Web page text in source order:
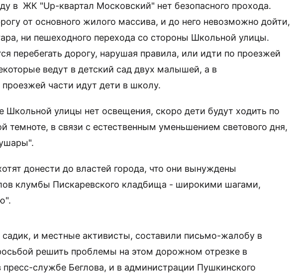
в ЖК "Up-квартал Московский" нет безопасного прохода.
от основного жилого массива, и до него невозможно дойти,
ни пешеходного перехода со стороны Школьной улицы.
перебегать дорогу, нарушая правила, или идти по проезжей
ведут в детский сад двух малышей, а в
части идут дети в школу.
Школьной улицы нет освещения, скоро дети будут ходить по
темноте, в связи с естественным уменьшением светового дня,
донести до властей города, что они вынуждены
клумбы Пискаревского кладбища - широкими шагами,
и местные активисты, составили письмо-жалобу в
решить проблемы на этом дорожном отрезке в
службе Беглова, и в администрации Пушкинского